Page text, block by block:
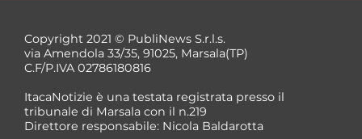
Copyright 2021 © PubliNews S.r.l.s.
via Amendola 33/35, 91025, Marsala(TP)
C.F/P.IVA 02786180816
ItacaNotizie è una testata registrata presso il
tribunale di Marsala con il n.219
Direttore responsabile: Nicola Baldarotta